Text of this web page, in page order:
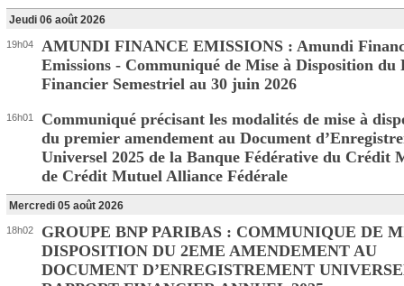
Jeudi 06 août 2026
19h04
AMUNDI FINANCE EMISSIONS : Amundi
Emissions - Communiqué de Mise à Disposition du
Financier Semestriel au 30 juin 2026
16h01
Communiqué précisant les modalités de mise à
du premier amendement au Document
Universel 2025 de la Banque Fédérative du Crédit
de Crédit Mutuel Alliance Fédérale
Mercredi 05 août 2026
18h02
GROUPE BNP PARIBAS : COMMUNIQUE DE
DISPOSITION DU 2EME AMENDEMENT AU
DOCUMENT D’ENREGISTREMENT